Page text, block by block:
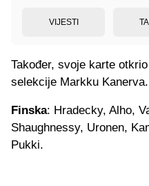
VIJESTI
Također, svoje karte
selekcije Markku Kanerva.
Finska: Hradecky, Alho,
Shaughnessy, Uronen,
Pukki.